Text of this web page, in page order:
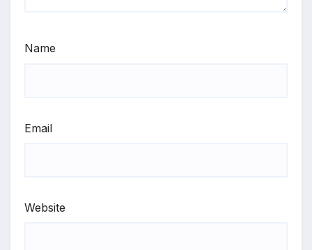
Name
Email
Website